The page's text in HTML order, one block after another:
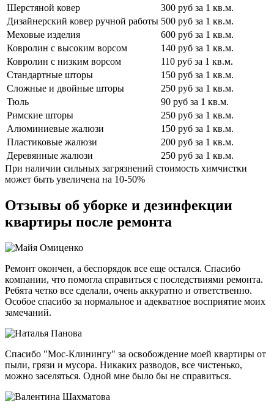
Шерстяной ковер
300 руб за 1 кв.м.
Дизайнерский ковер ручной работы 500 руб за 1 кв.м.
Меховые изделия
600 руб за 1 кв.м.
Ковролин с высоким ворсом
140 руб за 1 кв.м.
Ковролин с низким ворсом
110 руб за 1 кв.м.
Стандартные шторы
150 руб за 1 кв.м.
Сложные и двойные шторы
250 руб за 1 кв.м.
Тюль
90 руб за 1 кв.м.
Римские шторы
250 руб за 1 кв.м.
Алюминиевые жалюзи
150 руб за 1 кв.м.
Пластиковые жалюзи
200 руб за 1 кв.м.
Деревянные жалюзи
250 руб за 1 кв.м.
При наличии сильных загрязнений стоимость химчистки
может быть увеличена на 10-50%
Отзывы об уборке и дезинфекции
квартиры после ремонта
Ремонт окончен, а беспорядок все еще остался. Спасибо
компании, что помогла справиться с последствиями ремонта.
Ребята четко все сделали, очень аккуратно и ответственно.
Особое спасибо за нормальное и адекватное восприятие моих
замечаний.
Спасибо "Мос-Клинингу" за освобождение моей квартиры от
пыли, грязи и мусора. Никаких разводов, все чистенько,
можно заселяться. Одной мне было бы не справиться.